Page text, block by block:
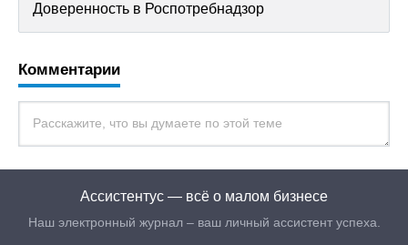
Доверенность в Роспотребнадзор
Комментарии
Ассистентус — всё о малом бизнесе
Наш электронный журнал – ваш личный ассистент успеха.